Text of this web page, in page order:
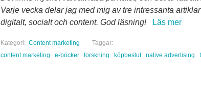
Varje vecka delar jag med mig av tre intressanta
digitalt, socialt och content. God läsning!
Läs mer
Kategori: Content marketing
Taggar:
content marketing
e-böcker forskning köpbeslut native advertising